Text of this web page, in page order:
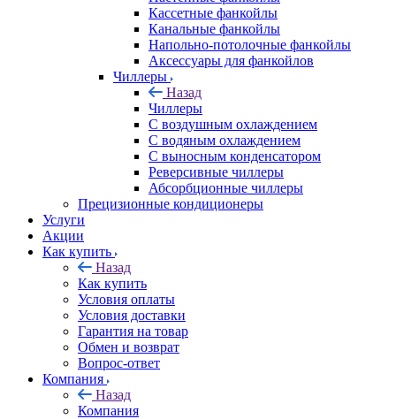
Кассетные фанкойлы
Канальные фанкойлы
Напольно-потолочные фанкойлы
Аксессуары для фанкойлов
Чиллеры
Назад
Чиллеры
С воздушным охлаждением
С водяным охлаждением
С выносным конденсатором
Реверсивные чиллеры
Абсорбционные чиллеры
Прецизионные кондиционеры
Услуги
Акции
Как купить
Назад
Как купить
Условия оплаты
Условия доставки
Гарантия на товар
Обмен и возврат
Вопрос-ответ
Компания
Назад
Компания